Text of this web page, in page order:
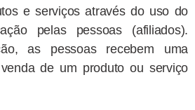
e serviços através do uso do
pelas pessoas (afiliados).
as pessoas recebem uma
de um produto ou serviço